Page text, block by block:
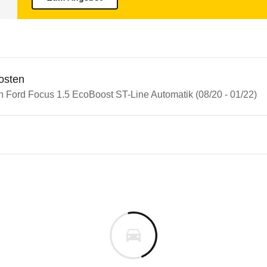
Ford Focus 1.5 EcoBoost ST-Line Automatik (08/20 - 01/22)
Baureihengeneration wie das
Punktzahlen weit über die dafür